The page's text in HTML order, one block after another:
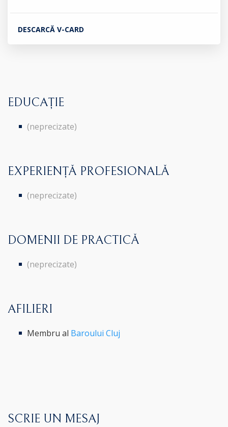
DESCARCĂ V-CARD
EDUCAȚIE
(neprecizate)
EXPERIENȚĂ PROFESIONALĂ
(neprecizate)
DOMENII DE PRACTICĂ
(neprecizate)
AFILIERI
Membru al Baroului Cluj
SCRIE UN MESAJ